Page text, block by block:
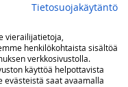
Tietosuojakäytäntö
vierailijatietoja,
henkilökohtaista sisältöä
verkkosivustolla.
käyttöä helpottavista
evästeistä saat avaamalla